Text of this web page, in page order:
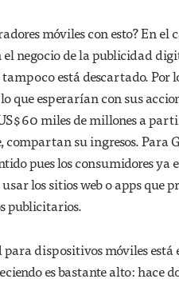
móviles con esto? En
negocio de la publicidad
está descartado. Por
que esperarían con sus
miles de millones a
compartan su ingresos. Para
pues los consumidores
los sitios web o apps que
publicitarios.
dispositivos móviles
es bastante alto: hace